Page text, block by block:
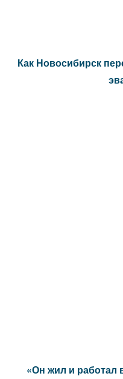
Как Новосибирск
«Он жил и работал